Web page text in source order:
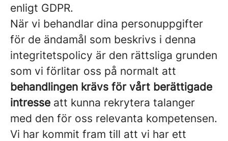
enligt GDPR.
När vi behandlar dina personuppgifter
för de ändamål som beskrivs i denna
integritetspolicy är den rättsliga grunden
som vi förlitar oss på normalt att
behandlingen krävs för vårt berättigade
intresse att kunna rekrytera talanger
med den för oss relevanta kompetensen.
Vi har kommit fram till att vi har ett